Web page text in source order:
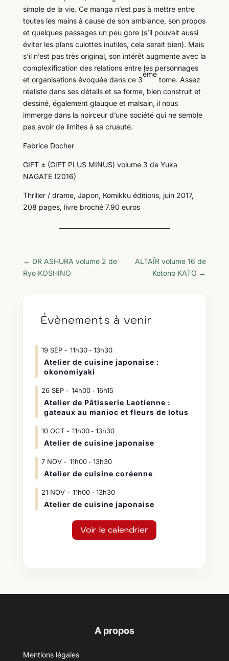
simple de la vie. Ce manga n’est pas à mettre entre
toutes les mains à cause de son ambiance, son propos
et quelques passages un peu gore (s’il pouvait aussi
éviter les plans culottes inutiles, cela serait bien). Mais
s’il n’est pas très original, son intérêt augmente avec la
complexification des relations entre les personnages
et organisations évoquée dans ce 3
ème
tome. Assez
réaliste dans ses détails et sa forme, bien construit et
dessiné, également glauque et malsain, il nous
immerge dans la noirceur d’une société qui ne semble
pas avoir de limites à sa cruauté.
Fabrice Docher
GIFT ± (GIFT PLUS MINUS) volume 3 de Yuka
NAGATE (2016)
Thriller / drame, Japon, Komikku éditions, juin 2017,
208 pages, livre broché 7.90 euros
← DR ASHURA volume 2 de
Ryo KOSHINO
ALTAÏR volume 16 de
Kotono KATO →
Évènements à venir
19 SEP 11h30- 13h30
Atelier de cuisine japonaise :
okonomiyaki
26 SEP 14h00- 16h15
Atelier de Pâtisserie Laotienne :
gateaux au manioc et fleurs de lotus
10 OCT 11h00- 13h30
Atelier de cuisine japonaise
7 NOV 11h00- 13h30
Atelier de cuisine coréenne
21 NOV 11h00- 13h30
Atelier de cuisine japonaise
Voir le calendrier
A propos
Mentions légales